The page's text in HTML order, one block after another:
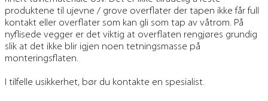
produktene til ujevne / grove overflater der tapen ikke får full
kontakt eller overflater som kan gli som tap av våtrom. På
nyflisede vegger er det viktig at overflaten rengjøres grundig
slik at det ikke blir igjen noen tetningsmasse på
monteringsflaten.
I tilfelle usikkerhet, bør du kontakte en spesialist.